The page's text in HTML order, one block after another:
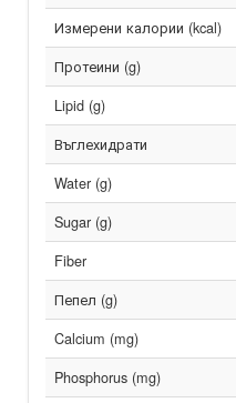
Измерени калории (kcal)
Протеини (g)
Lipid (g)
Въглехидрати
Water (g)
Sugar (g)
Fiber
Пепел (g)
Calcium (mg)
Phosphorus (mg)